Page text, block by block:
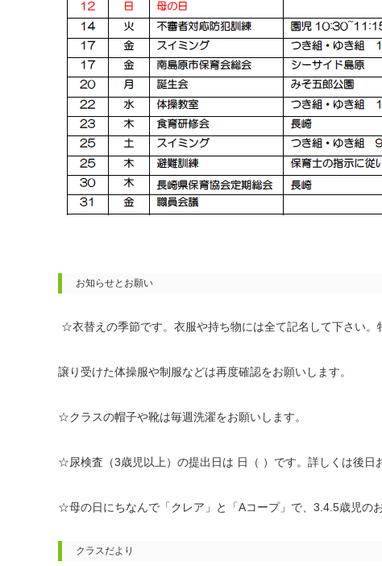
お知らせとお願い
☆衣替えの季節です。衣服や持ち物には全て記名して下さい。
譲り受けた体操服や制服などは再度確認をお願いします。
☆クラスの帽子や靴は毎週洗濯をお願いします。
☆尿検査（3歳児以上）の提出日は 日（ ）です。詳しくは後日
☆母の日にちなんで「クレア」と「Aコープ」で、 3.4.5歳児の
クラスだより